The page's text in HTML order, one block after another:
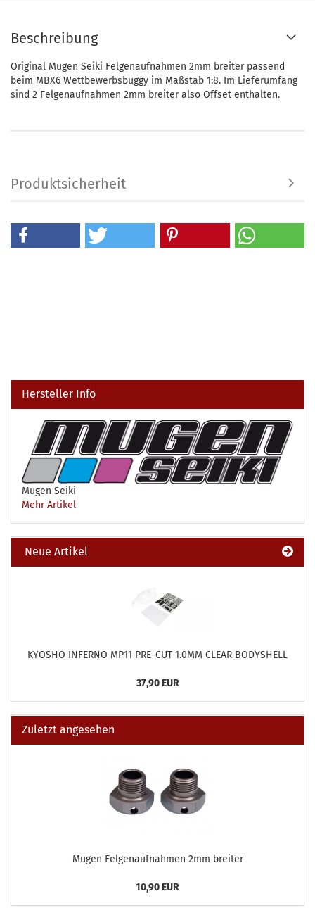
Beschreibung
Original Mugen Seiki Felgenaufnahmen 2mm breiter passend
beim MBX6 Wettbewerbsbuggy im Maßstab 1:8. Im Lieferumfang
sind 2 Felgenaufnahmen 2mm breiter also Offset enthalten.
Produktsicherheit
Hersteller Info
Mugen Seiki
Mehr Artikel
Neue Artikel
KYOSHO INFERNO MP11 PRE-CUT 1.0MM CLEAR BODYSHELL
37,90 EUR
Zuletzt angesehen
Mugen Felgenaufnahmen 2mm breiter
10,90 EUR